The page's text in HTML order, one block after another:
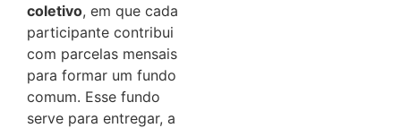
coletivo, em que cada
participante contribui
com parcelas mensais
para formar um fundo
comum. Esse fundo
serve para entregar, a